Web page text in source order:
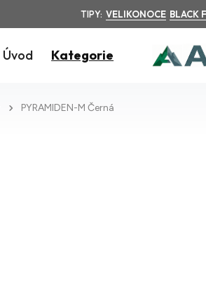
TIPY: VELIKONOCE BLACK
Úvod Kategorie
PYRAMIDEN-M Černá